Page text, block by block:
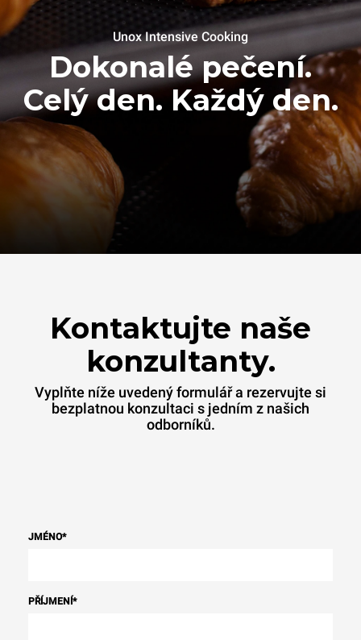
Unox Intensive Cooking
Dokonalé pečení.
Celý den. Každý den.
Kontaktujte naše
konzultanty.
Vyplňte níže uvedený formulář a rezervujte si
bezplatnou konzultaci s jedním z našich
odborníků.
JMÉNO*
PŘÍJMENÍ*